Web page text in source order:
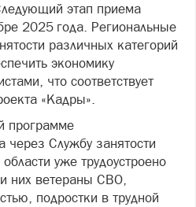
этап приема
2025 года. Региональные
различных категорий
экономику
что соответствует
«Кадры».
программе
через Службу занятости
уже трудоустроено
них ветераны СВО,
подростки в трудной